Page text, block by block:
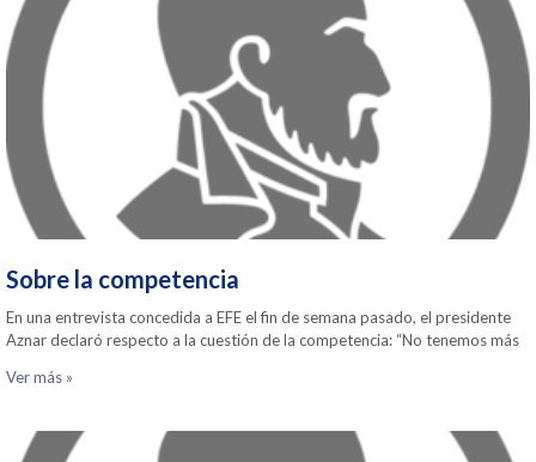
Sobre la competencia
En una entrevista concedida a EFE el fin de semana pasado, el presidente
Aznar declaró respecto a la cuestión de la competencia: “No tenemos más
Ver más »